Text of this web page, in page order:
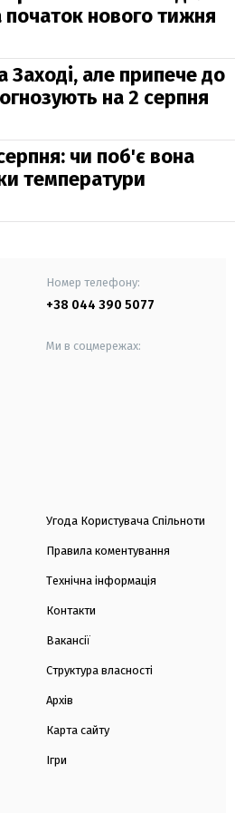
початок нового тижня
але припече до
на 2 серпня
чи поб'є вона
температури
Номер телефону:
+38 044 390 5077
Ми в соцмережах:
Угода Користувача Спільноти
Правила коментування
Технічна інформація
Контакти
Вакансії
Структура власності
Архів
Карта сайту
Ігри